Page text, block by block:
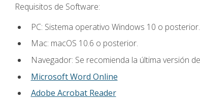
Requisitos de Software:
PC: Sistema operativo Windows 10 o posterior.
Mac: macOS 10.6 o posterior.
Navegador: Se recomienda la última versión
Microsoft Word Online
Adobe Acrobat Reader